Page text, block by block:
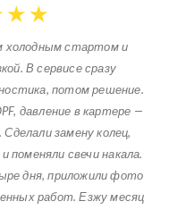
★ ★
холодным стартом и
В сервисе сразу
потом решение.
давление в картере —
замену колец,
поменяли свечи накала.
дня, приложили фото
работ. Езжу месяц